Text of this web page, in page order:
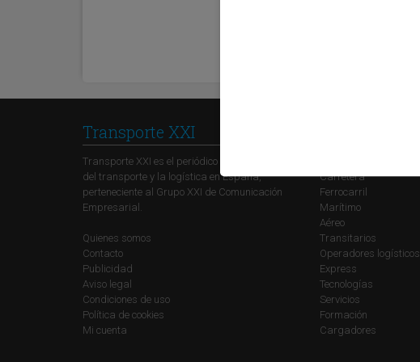
Transporte XXI
Transporte XXI es el periódico de referencia
del transporte y la logística en España,
perteneciente al Grupo XXI de Comunicación
Empresarial.
Quienes somos
Contacto
Publicidad
Aviso legal
Condiciones de uso
Política de cookies
Mi cuenta
Carretera
Ferrocarril
Marítimo
Aéreo
Transitarios
Operadores logísticos
Express
Tecnologías
Servicios
Formación
Cargadores